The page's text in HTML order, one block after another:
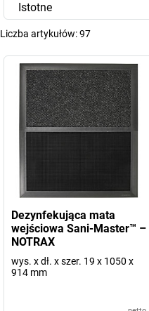
Istotne
Liczba artykułów:97
Dezynfekująca mata
wejściowa Sani-Master™ –
NOTRAX
wys. x dł. x szer. 19 x 1050 x
914 mm